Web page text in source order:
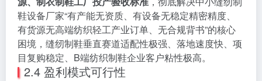
鞋设备厂家“有产能无资质、有设备无稳定精密精度、
有货源无高端纺织轻工产业订单、无合规背书”的核心
困境，缝纫制鞋垂直赛道适配性极强、落地速度快、项
目复购稳定、B端纺织制鞋企业客户粘性极高。
2.4 盈利模式可行性